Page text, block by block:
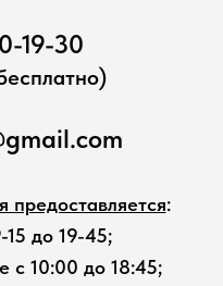
19-30
:
до 19-45;
с 10:00 до 18:45;